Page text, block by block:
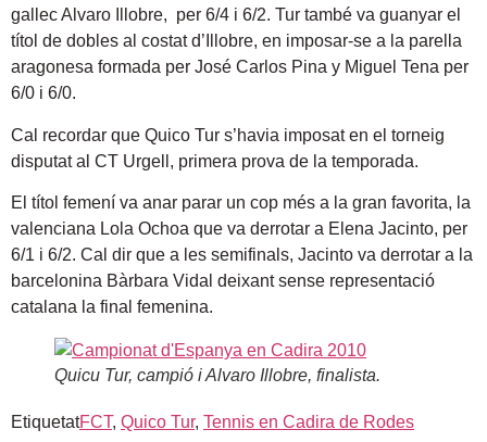
gallec Alvaro Illobre, per 6/4 i 6/2. Tur també va guanyar el
títol de dobles al costat d’Illobre, en imposar-se a la parella
aragonesa formada per José Carlos Pina y Miguel Tena per
6/0 i 6/0.
Cal recordar que Quico Tur s’havia imposat en el torneig
disputat al CT Urgell, primera prova de la temporada.
El títol femení va anar parar un cop més a la gran favorita, la
valenciana Lola Ochoa que va derrotar a Elena Jacinto, per
6/1 i 6/2. Cal dir que a les semifinals, Jacinto va derrotar a la
barcelonina Bàrbara Vidal deixant sense representació
catalana la final femenina.
Quicu Tur, campió i Alvaro Illobre, finalista.
EtiquetatFCT, Quico Tur, Tennis en Cadira de Rodes